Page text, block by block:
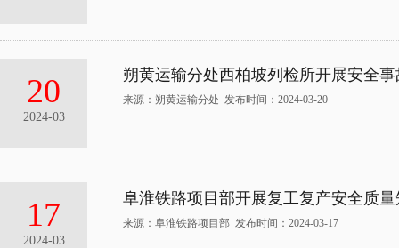
20
2024-03
朔黄运输分处西柏坡列检所开展安全
来源：朔黄运输分处 发布时间：2024-03-20
17
2024-03
阜淮铁路项目部开展复工复产安全质
来源：阜淮铁路项目部 发布时间：2024-03-17